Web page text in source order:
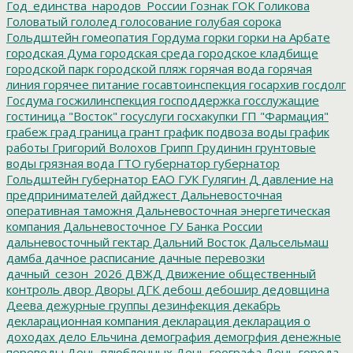
Год_единства_народов_России Гознак ГОК Голикова
Головатый гололед голосование голубая сорока
Гольдштейн гомеопатия Гордума горки горки на Арбате
городская Дума городская среда городское кладбище
городской парк городской пляж горячая вода горячая
линия горячее питание госавтоинспекция госархив госдолг
Госдума госжилинспекция господдержка госслужащие
гостиница "Восток" госуслуги госхакупки ГП "Фармация"
грабеж град граница грант график подвоза воды график
работы Григорий Волохов Грипп Грудинин грунтовые
воды грязная вода ГТО губернатор губернатор
Гольдштейн губернатор ЕАО ГУК Гулягин Д давление на
предпринимателей дайджест Дальневосточная
оперативная таможня Дальневосточная энергетическая
компания Дальневосточное ГУ Банка России
дальневосточный гектар Дальний Восток Дальсельмаш
дамба дачное расписание дачные перевозки
дачный_сезон_2026 ДВЖД Движение общественный
контроль двор Дворы ДГК дебош дебошир дедовщина
Деева дежурные группы дезинфекция декабрь
декларационная компания декларация декларация о
доходах дело Ельчина демография демогрфия денежные